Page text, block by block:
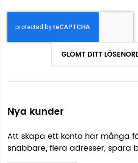
GLÖMT DITT
Nya kunder
Att skapa ett konto har många
snabbare, flera adresser, spara